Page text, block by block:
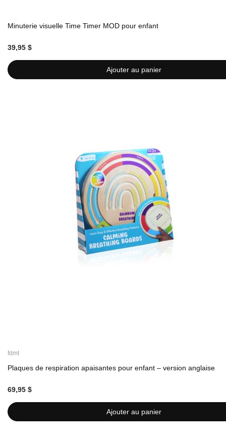
Ajouter au panier
Minuterie visuelle Time Timer MOD pour enfant
39,95 $
Ajouter au panier
fdmt
Plaques de respiration apaisantes pour enfant – version anglaise
69,95 $